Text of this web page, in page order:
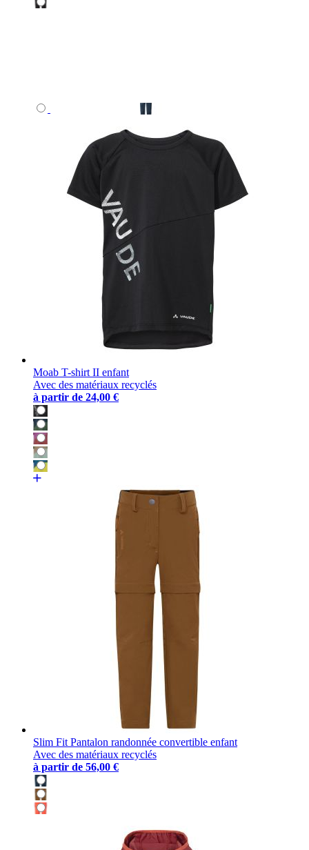
Moab T-shirt II enfant
Avec des matériaux recyclés
à partir de 24,00 €
Slim Fit Pantalon randonnée convertible enfant
Avec des matériaux recyclés
à partir de 56,00 €